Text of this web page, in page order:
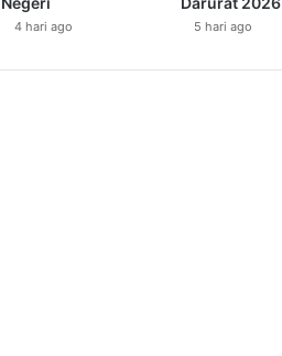
4 hari ago 5 hari ago